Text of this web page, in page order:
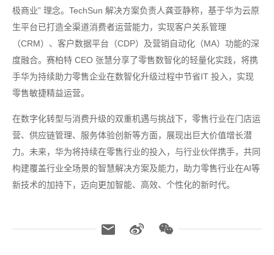
极商业” 理念。TechSun 解决方案负责人龚亚静称，基于华为云原
生平台已打造全渠道消费者运营能力，实现客户关系管理
（CRM）、客户数据平台（CDP）及营销自动化（MA）功能的深
度融合。赛柏特 CEO 张慧分享了零售数智化的轻量化实践，将携
手华为持续助力零售企业在数智化升级过程中节省IT 投入，实现
零售敏捷精益运营。
在数字化转型与消费升级的双重机遇与挑战下，零售行业在门店运
营、供应链管理、服务体验创新等方面，展现出巨大价值增长潜
力。未来，华为将持续在零售行业的投入，与行业伙伴携手，共同
构建覆盖行业全场景的智慧解决方案及能力，助力零售行业在AI等
新技术的加持下，迈向更加智能、高效、个性化的新时代。